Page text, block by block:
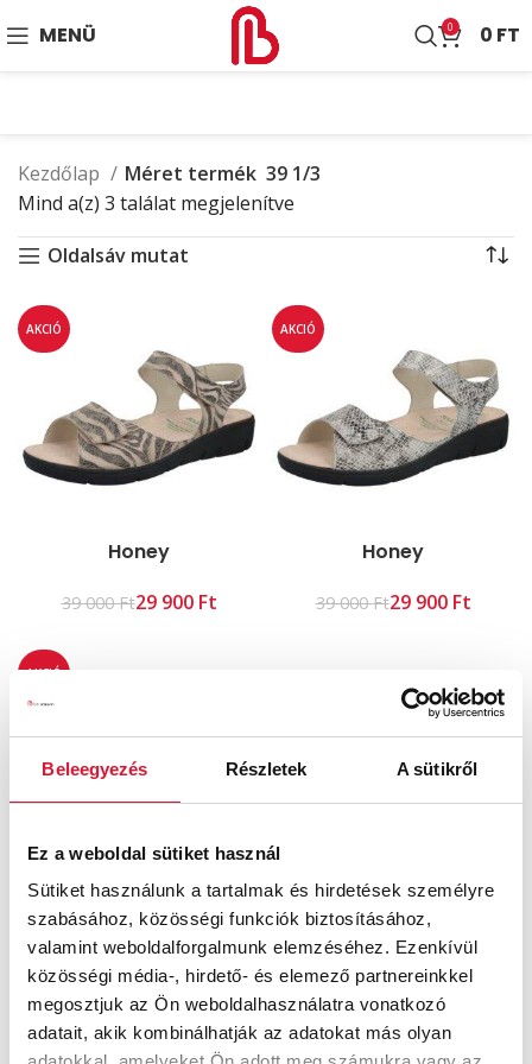
Beleegyezés Részletek A sütikről
Ez a weboldal sütiket használ
Sütiket használunk a tartalmak és hirdetések személyre
szabásához, közösségi funkciók biztosításához,
valamint weboldalforgalmunk elemzéséhez. Ezenkívül
közösségi média-, hirdető- és elemező partnereinkkel
megosztjuk az Ön weboldalhasználatra vonatkozó
adatait, akik kombinálhatják az adatokat más olyan
MENÜ 0 0 FT
Kezdőlap Méret termék 39 1/3
Mind a(z) 3 találat megjelenítve
Oldalsáv mutat
AKCIÓ
Honey
39 000Ft29 900 Ft
AKCIÓ
Honey
39 000Ft29 900 Ft
AKCIÓ
Greta
45 000Ft24 900Ft